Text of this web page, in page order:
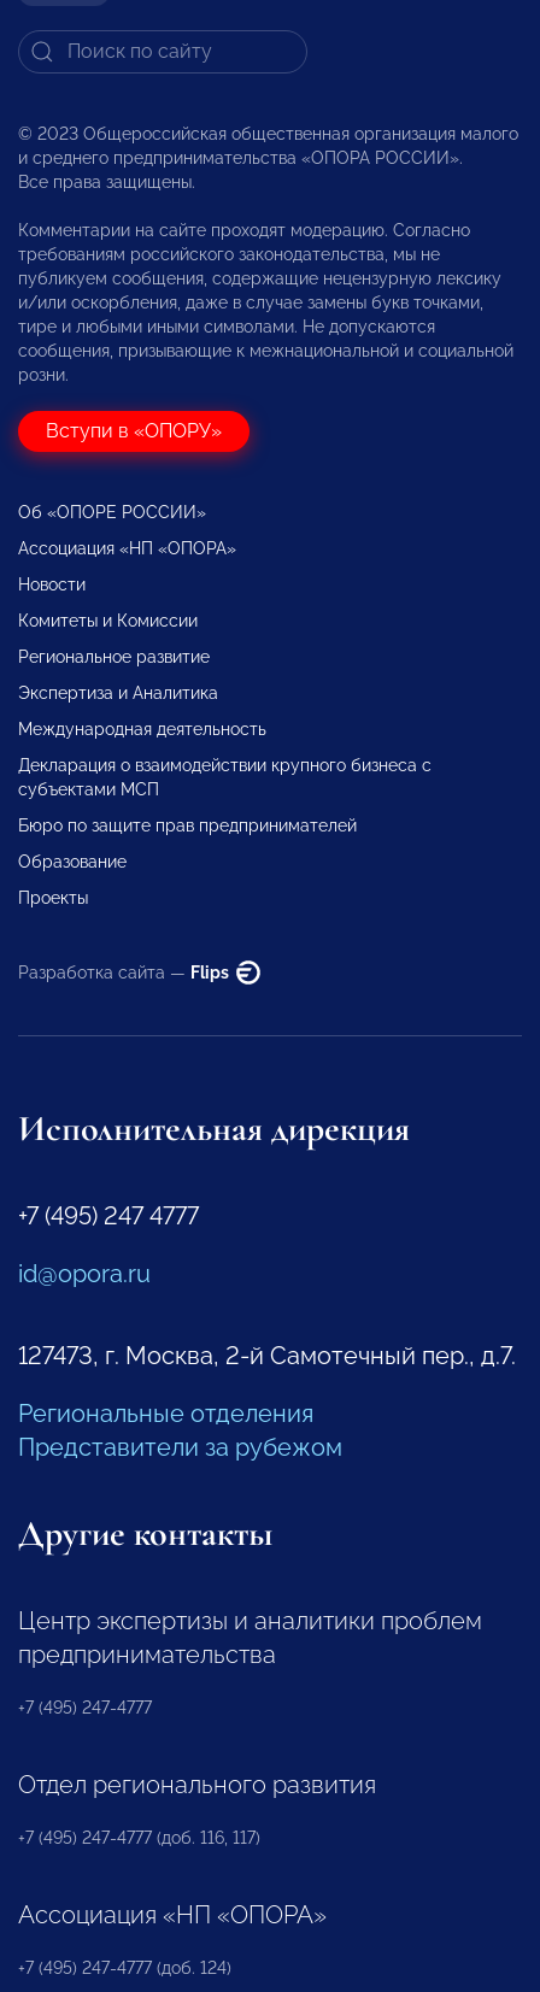
© 2023 Общероссийская общественная организация малого
и среднего предпринимательства «ОПОРА РОССИИ».
Все права защищены.
Комментарии на сайте проходят модерацию. Согласно
требованиям российского законодательства, мы не
публикуем сообщения, содержащие нецензурную лексику
и/или оскорбления, даже в случае замены букв точками,
тире и любыми иными символами. Не допускаются
сообщения, призывающие к межнациональной и социальной
розни.
Вступи в «ОПОРУ»
Об «ОПОРЕ РОССИИ»
Ассоциация «НП «ОПОРА»
Новости
Комитеты и Комиссии
Региональное развитие
Экспертиза и Аналитика
Международная деятельность
Декларация о взаимодействии крупного бизнеса с
субъектами МСП
Бюро по защите прав предпринимателей
Образование
Проекты
Разработка сайта — Flips
Исполнительная дирекция
+7 (495) 247 4777
id@opora.ru
127473, г. Москва, 2-й Самотечный пер., д.7.
Региональные отделения
Представители за рубежом
Другие контакты
Центр экспертизы и аналитики проблем
предпринимательства
+7 (495) 247-4777
Отдел регионального развития
+7 (495) 247-4777 (доб. 116, 117)
Ассоциация «НП «ОПОРА»
+7 (495) 247-4777 (доб. 124)